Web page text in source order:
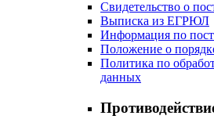
Свидетельство о
Выписка из ЕГРЮЛ
Информация по
Положение о
Политика по
данных